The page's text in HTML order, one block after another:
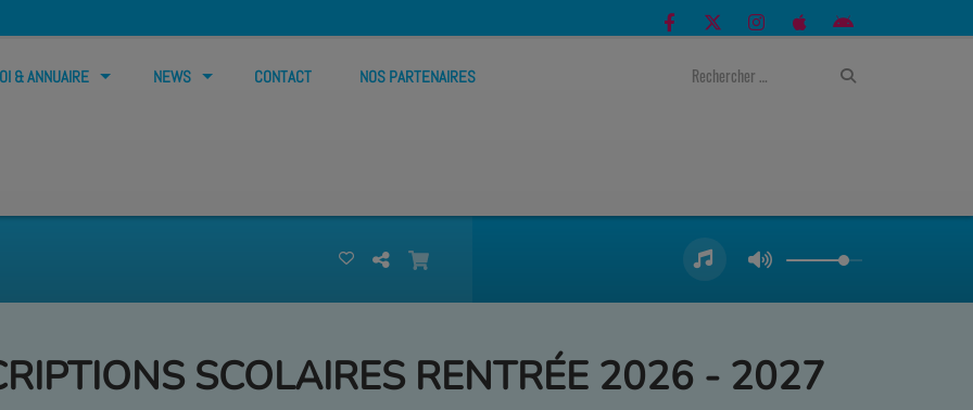
& ANNUAIRE NEWS CONTACT NOS PARTENAIRES
SCOLAIRES RENTRÉE 2026 - 2027